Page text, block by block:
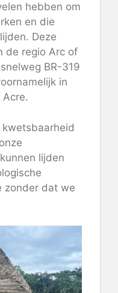
hebben om
en die
Deze
de regio Arc of
BR-319
in
lijden
zonder dat we